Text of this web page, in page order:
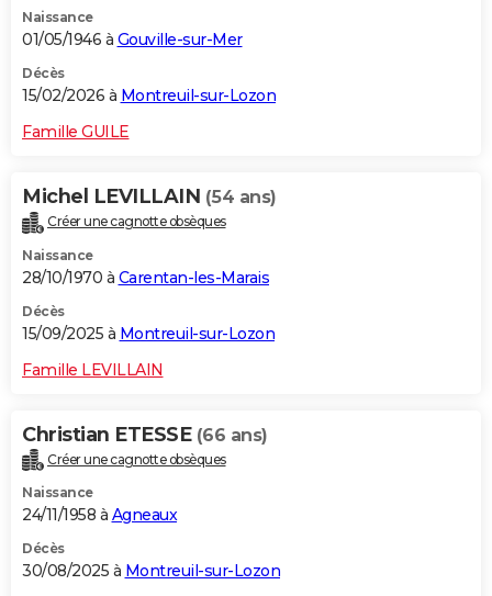
Naissance
01/05/1946 à Gouville-sur-Mer
Décès
15/02/2026 à Montreuil-sur-Lozon
Famille GUILE
Michel LEVILLAIN (54 ans)
Créer une cagnotte obsèques
Naissance
28/10/1970 à Carentan-les-Marais
Décès
15/09/2025 à Montreuil-sur-Lozon
Famille LEVILLAIN
Christian ETESSE (66 ans)
Créer une cagnotte obsèques
Naissance
24/11/1958 à Agneaux
Décès
30/08/2025 à Montreuil-sur-Lozon